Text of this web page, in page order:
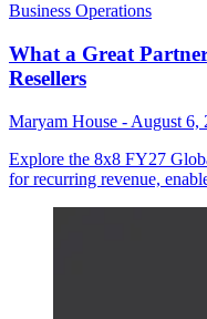
Business Operations
What a Great
Resellers
Maryam House - August 6,
Explore the 8x8 FY27
for recurring revenue,